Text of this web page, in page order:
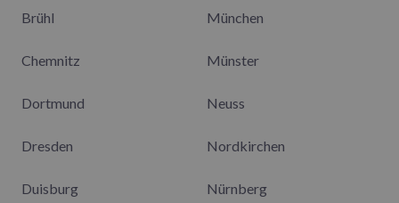
Brühl
Chemnitz
Dortmund
Dresden
Duisburg
München
Münster
Neuss
Nordkirchen
Nürnberg